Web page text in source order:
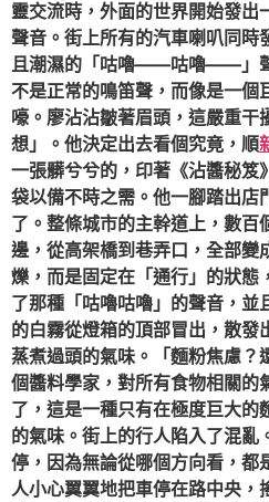
靈交流時，外面的世界開始發出
聲音。街上所有的汽車喇叭同時
且潮濕的「咕嚕——咕嚕——」
不是正常的鳴笛聲，而像是一個
嚎。廖沾沾皺著眉頭，這嚴重干
想」。他決定出去看個究竟，順
一張髒兮兮的，印著《沾醬秘笈
袋以備不時之需。他一腳踏出店
了。整條城市的主幹道上，數百
邊，從高架橋到巷弄口，全部變
爍，而是固定在「通行」的狀態
了那種「咕嚕咕嚕」的聲音，並
的白霧從燈箱的頂部冒出，散
蒸煮過頭的氣味。「麵粉焦慮？
個醬料學家，對所有食物相關的
了，這是一種只有在極度巨大的
的氣味。街上的行人陷入了混亂
停，因為無論從哪個方向看，都
人小心翼翼地把車停在路中央，